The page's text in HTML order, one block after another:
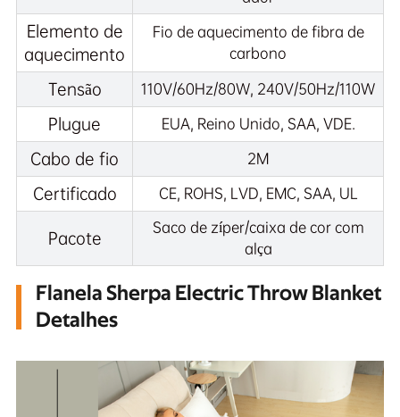
Elemento de
aquecimento
Fio de aquecimento de fibra de
carbono
Tensão 110V/60Hz/80W, 240V/50Hz/110W
Plugue EUA, Reino Unido, SAA, VDE.
Cabo de fio 2M
Certificado CE, ROHS, LVD, EMC, SAA, UL
Pacote
Saco de zíper/caixa de cor com
alça
Flanela Sherpa Electric Throw Blanket
Detalhes